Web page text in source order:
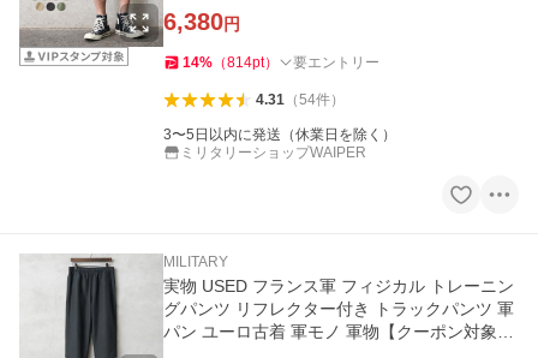
6,380円
14% （814pt） 要エントリー
4.31（54件）
3〜5日以内に発送（休業日を除く）
ミリタリーショップWAIPER
MILITARY
実物 USED フランス軍 フィジカル トレーニン
グパンツ リフレクター付き トラックパンツ 軍
パン ユーロ古着 軍モノ 軍物【クーポン対象